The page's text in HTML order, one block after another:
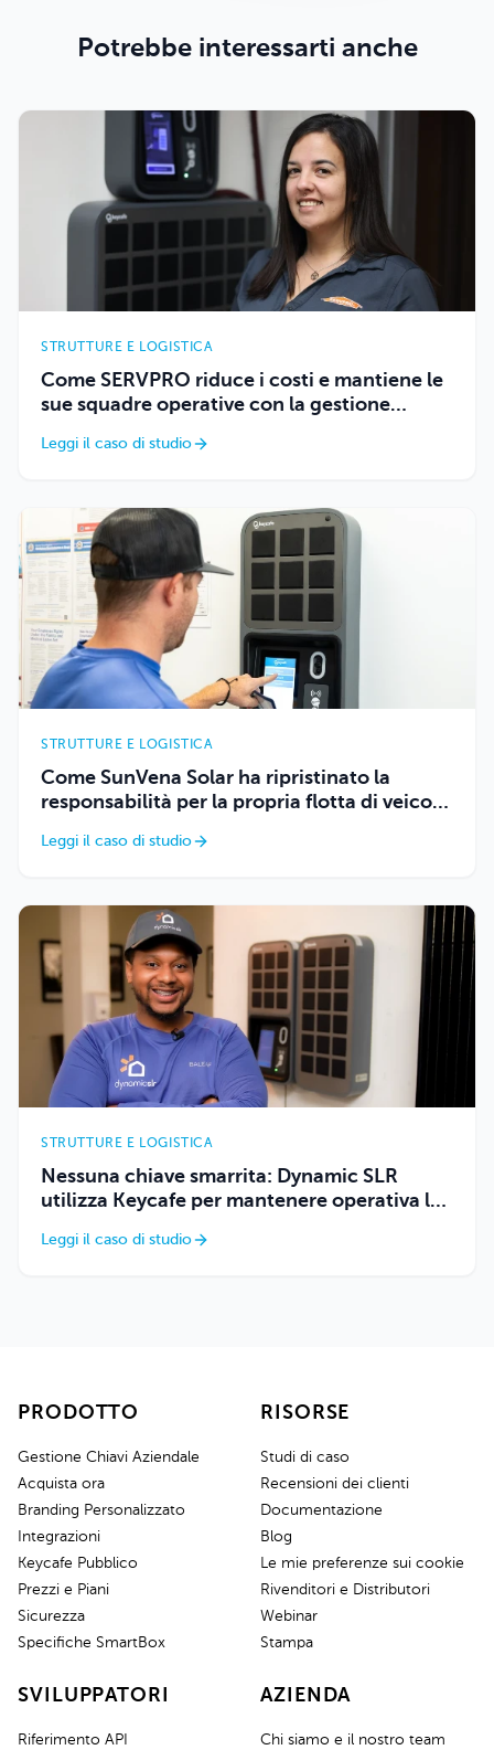
Potrebbe interessarti anche
STRUTTURE E LOGISTICA
Come SERVPRO riduce i costi e mantiene le
sue squadre operative con la gestione
Leggi il caso di studio
STRUTTURE E LOGISTICA
Come SunVena Solar ha ripristinato la
responsabilità per la propria flotta di veicoli
Leggi il caso di studio
STRUTTURE E LOGISTICA
Nessuna chiave smarrita: Dynamic SLR
utilizza Keycafe per mantenere operativa la
Leggi il caso di studio
PRODOTTO
Gestione Chiavi Aziendale
Acquista ora
Branding Personalizzato
Integrazioni
Keycafe Pubblico
Prezzi e Piani
Sicurezza
Specifiche SmartBox
RISORSE
Studi di caso
Recensioni dei clienti
Documentazione
Blog
Le mie preferenze sui cookie
Rivenditori e Distributori
Webinar
Stampa
SVILUPPATORI
Riferimento API
AZIENDA
Chi siamo e il nostro team